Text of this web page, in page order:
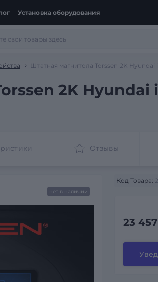
Установка оборудования
Штатная магнитола Torssen 2K Hyundai
2K Hyundai
Отзывы
нет в наличии
Код Товара:
23